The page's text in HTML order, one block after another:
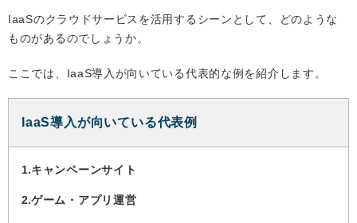
IaaSのクラウドサービスを活用するシーンとして、どのような
ものがあるのでしょうか。
ここでは、IaaS導入が向いている代表的な例を紹介します。
IaaS導入が向いている代表例
キャンペーンサイト
ゲーム・アプリ運営